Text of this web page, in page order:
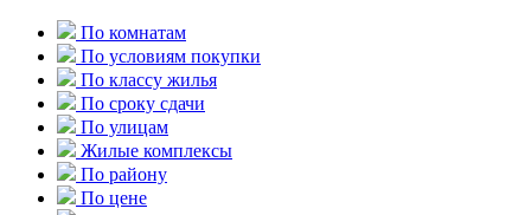
По комнатам
По условиям покупки
По классу жилья
По сроку сдачи
По улицам
Жилые комплексы
По району
По цене